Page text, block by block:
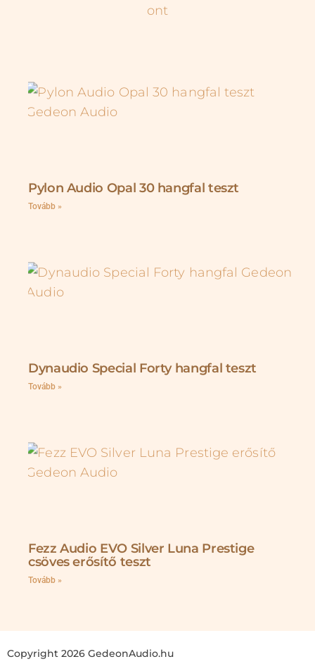
Pylon Audio Opal 30 hangfal teszt
Tovább »
Dynaudio Special Forty hangfal teszt
Tovább »
Fezz Audio EVO Silver Luna Prestige
csöves erősítő teszt
Tovább »
Copyright 2026 GedeonAudio.hu